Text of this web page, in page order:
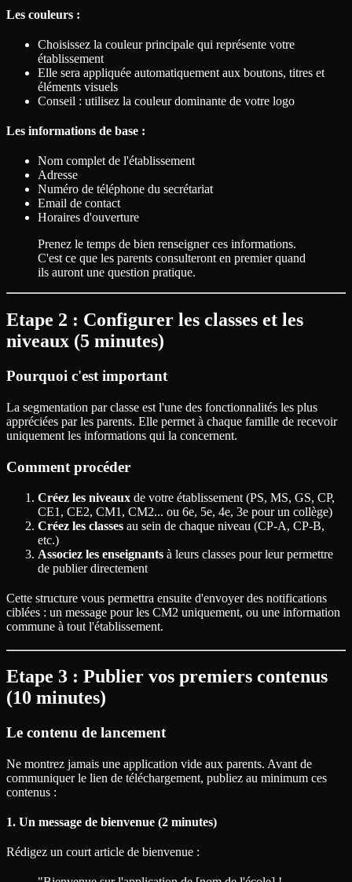
Les couleurs :
Choisissez la couleur principale qui représente votre
établissement
Elle sera appliquée automatiquement aux boutons, titres et
éléments visuels
Conseil : utilisez la couleur dominante de votre logo
Les informations de base :
Nom complet de l'établissement
Adresse
Numéro de téléphone du secrétariat
Email de contact
Horaires d'ouverture
Prenez le temps de bien renseigner ces informations.
C'est ce que les parents consulteront en premier quand
ils auront une question pratique.
Etape 2 : Configurer les classes et les
niveaux (5 minutes)
Pourquoi c'est important
La segmentation par classe est l'une des fonctionnalités les plus
appréciées par les parents. Elle permet à chaque famille de recevoir
uniquement les informations qui la concernent.
Comment procéder
Créez les niveaux de votre établissement (PS, MS, GS, CP,
CE1, CE2, CM1, CM2... ou 6e, 5e, 4e, 3e pour un collège)
Créez les classes au sein de chaque niveau (CP-A, CP-B,
etc.)
Associez les enseignants à leurs classes pour leur permettre
de publier directement
Cette structure vous permettra ensuite d'envoyer des notifications
ciblées : un message pour les CM2 uniquement, ou une information
commune à tout l'établissement.
Etape 3 : Publier vos premiers contenus
(10 minutes)
Le contenu de lancement
Ne montrez jamais une application vide aux parents. Avant de
communiquer le lien de téléchargement, publiez au minimum ces
contenus :
1. Un message de bienvenue (2 minutes)
Rédigez un court article de bienvenue :